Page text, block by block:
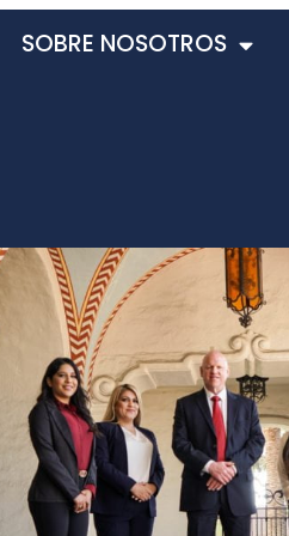
SOBRE NOSOTROS